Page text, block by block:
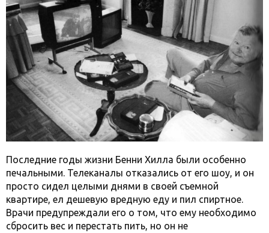
Последние годы жизни Бенни Хилла были особенно
печальными. Телеканалы отказались от его шоу, и он
просто сидел целыми днями в своей съемной
квартире, ел дешевую вредную еду и пил спиртное.
Врачи предупреждали его о том, что ему необходимо
сбросить вес и перестать пить, но он не